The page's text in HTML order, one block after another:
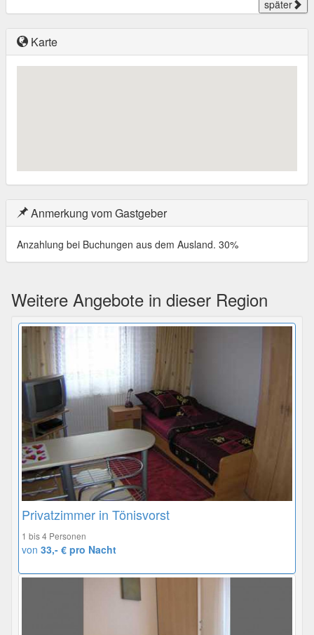
später
Karte
Anmerkung vom Gastgeber
Anzahlung bei Buchungen aus dem Ausland. 30%
Weitere Angebote in dieser Region
Privatzimmer in Tönisvorst
1 bis 4 Personen
von 33,- € pro Nacht